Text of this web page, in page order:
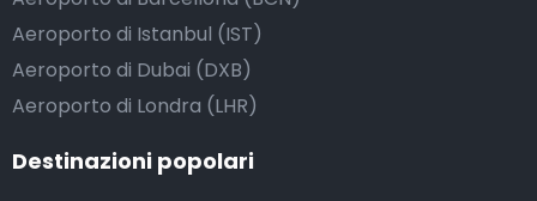
Aeroporto di Istanbul (IST)
Aeroporto di Dubai (DXB)
Aeroporto di Londra (LHR)
Destinazioni popolari